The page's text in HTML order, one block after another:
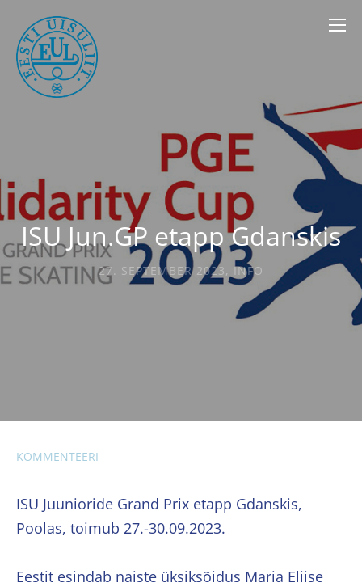
ISU Jun.GP etapp Gdanskis
27. SEPTEMBER 2023, INFO
KOMMENTEERI
ISU Juunioride Grand Prix etapp Gdanskis,
Poolas, toimub 27.-30.09.2023.
Eestit esindab naiste üksiksõidus Maria Eliise